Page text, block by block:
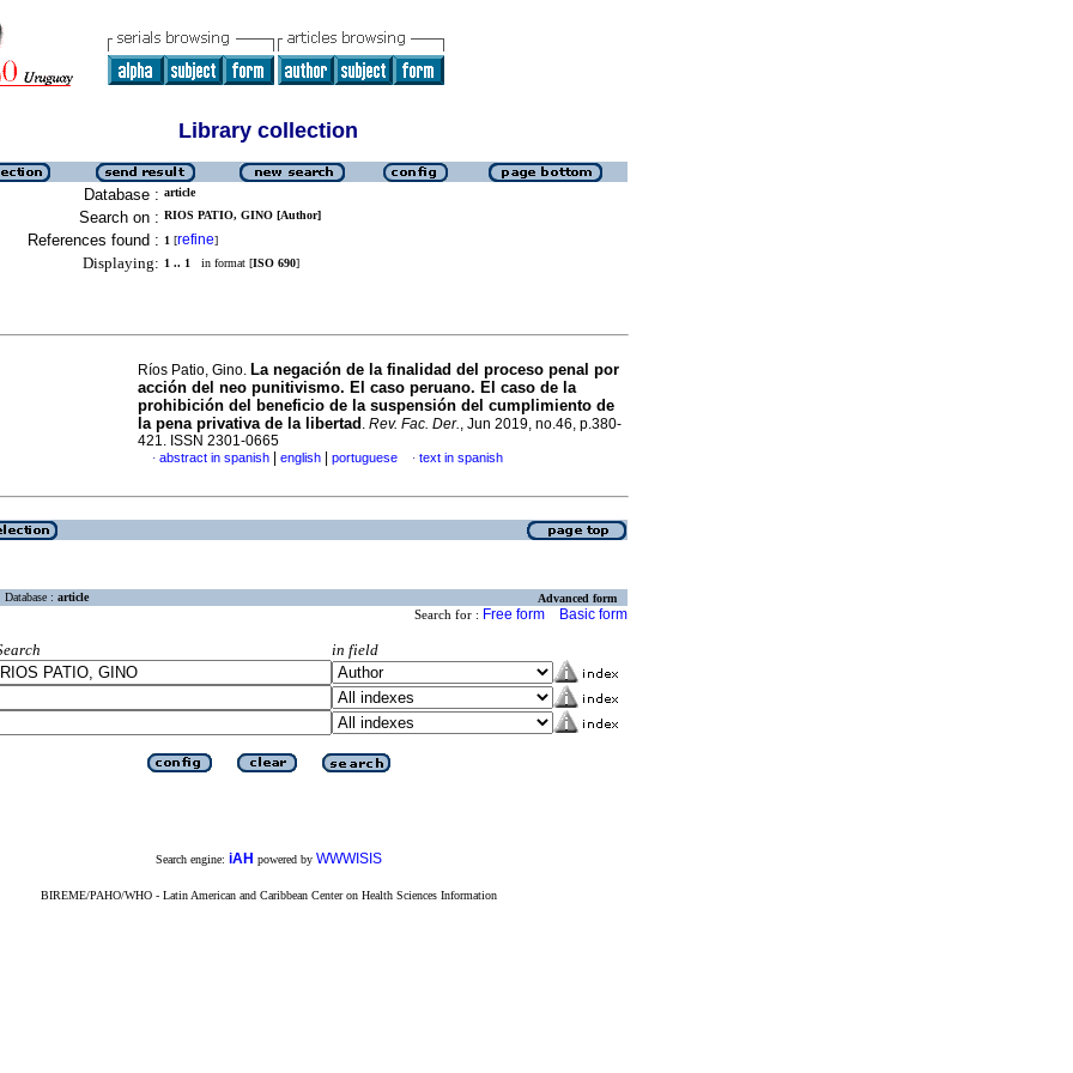
Library collection
Database : article
Search on : RIOS PATIO, GINO [Author]
References found : 1 [refine]
Displaying: 1 .. 1 in format [ISO 690]
Ríos Patio, Gino. La negación de la finalidad del proceso penal por
acción del neo punitivismo. El caso peruano. El caso de la
prohibición del beneficio de la suspensión del cumplimiento de
la pena privativa de la libertad . Rev. Fac. Der., Jun 2019, no.46, p.380-
421. ISSN 2301-0665
· abstract in spanish english portuguese · text in spanish
Database : article Advanced form
Search for : Free form Basic form
in field
Search engine: iAH powered by WWWISIS
BIREME/PAHO/WHO - Latin American and Caribbean Center on Health Sciences Information